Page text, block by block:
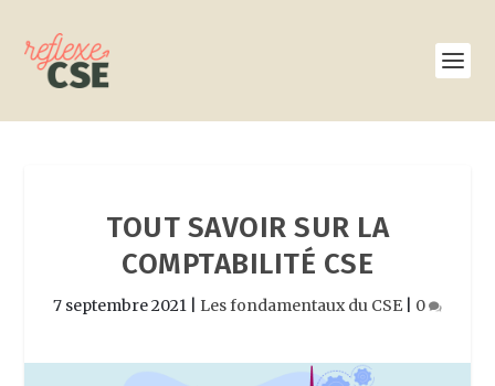
TOUT SAVOIR SUR LA
COMPTABILITÉ CSE
7 septembre 2021 Les fondamentaux du CSE 0